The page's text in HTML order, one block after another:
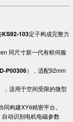
​KS92-103​​定子构成完整力
同尺寸新一代有框伺服
P00306​​），适配92mm
，适用于空间受限的微型
同构建XYθ精密平台。
自动识别电机电磁参数